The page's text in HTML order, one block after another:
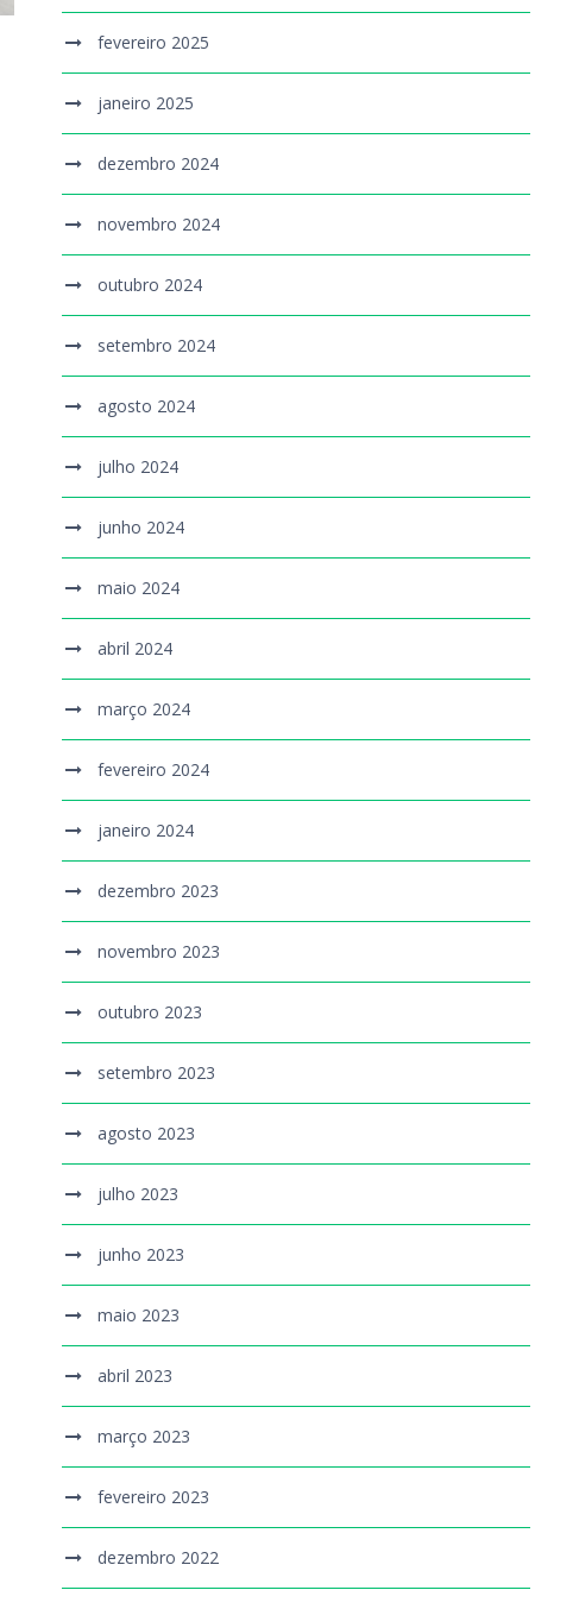
fevereiro 2025
janeiro 2025
dezembro 2024
novembro 2024
outubro 2024
setembro 2024
agosto 2024
julho 2024
junho 2024
maio 2024
abril 2024
março 2024
fevereiro 2024
janeiro 2024
dezembro 2023
novembro 2023
outubro 2023
setembro 2023
agosto 2023
julho 2023
junho 2023
maio 2023
abril 2023
março 2023
fevereiro 2023
dezembro 2022